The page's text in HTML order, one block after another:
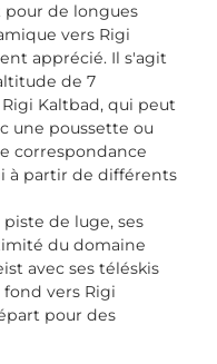
de longues
vers Rigi
apprécié. Il s'agit
de 7
Kaltbad, qui peut
une poussette ou
correspondance
à partir de différents
de luge, ses
du domaine
avec ses téléskis
vers Rigi
pour des